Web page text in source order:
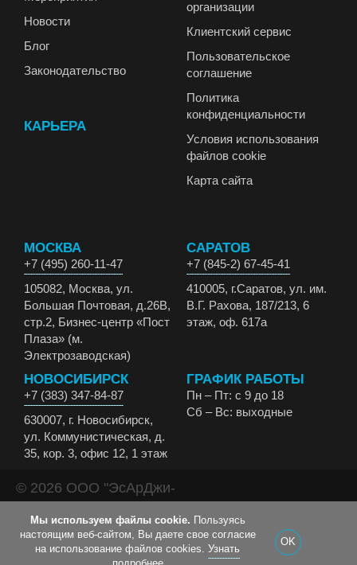
Новости
Блог
Законодательство
КАРЬЕРА
организации
Клиентский сервис
Пользовательское
соглашение
Политика
конфиденциальности
Условия использования
файлов cookie
Карта сайта
МОСКВА
+7 (495) 260-11-47
105082, Москва, ул.
Большая Почтовая, д.26В,
стр.2, Бизнес-центр «Пост
Плаза» (м.
Электрозаводская)
САРАТОВ
+7 (845-2) 67-45-41
410005, г.Саратов, ул. им.
В.Г. Рахова, 187/213, 6
этаж, оф. 617а
НОВОСИБИРСК
+7 (383) 347-84-87
630007, г. Новосибирск,
ул. Коммунистическая, д.
35, кор. 3, офис 12, 1 этаж
ГРАФИК РАБОТЫ
Пн – Пт: с 9 до 18
Сб – Вс: выходные
© 2026 ООО "ЭсАрДжи-
защищены.
Мы используем файлы cookie. Пользуясь
настоящим веб-сайтом, Вы даете свое согласие
на использование файлов cookies. Узнать
OK